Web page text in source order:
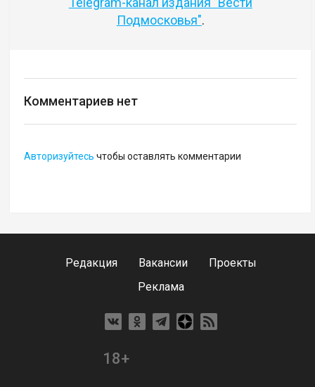
Подмосковья".
Комментариев нет
Авторизуйтесь чтобы оставлять комментарии
Редакция Вакансии
Проекты
Реклама
18+